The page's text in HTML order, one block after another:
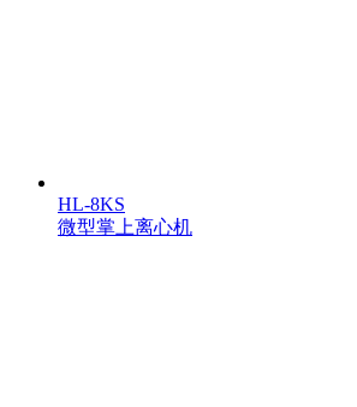
HL-8KS
微型掌上离心机